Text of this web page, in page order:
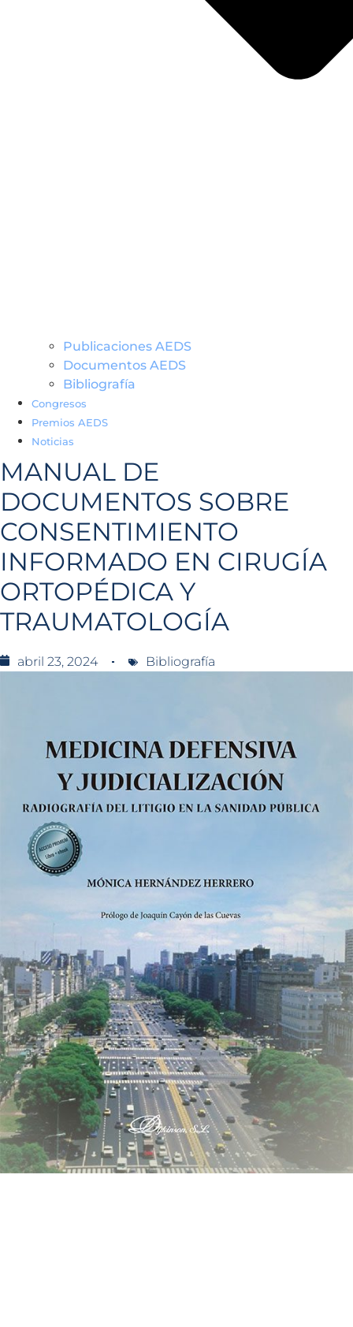
Publicaciones AEDS
Documentos AEDS
Bibliografía
Congresos
Premios AEDS
Noticias
MANUAL DE
DOCUMENTOS SOBRE
CONSENTIMIENTO
INFORMADO EN CIRUGÍA
ORTOPÉDICA Y
TRAUMATOLOGÍA
abril 23, 2024 Bibliografía